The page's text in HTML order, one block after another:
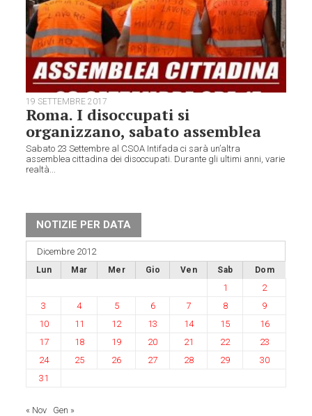
19 SETTEMBRE 2017
Roma. I disoccupati si
organizzano, sabato assemblea
Sabato 23 Settembre al CSOA Intifada ci sarà un’altra
assemblea cittadina dei disoccupati. Durante gli ultimi anni, varie
realtà...
NOTIZIE PER DATA
Dicembre 2012
Lun Mar Mer Gio Ven Sab Dom
1
2
3
4 5 6 7 8
9
10
11 12 13 14 15
16
17
18 19 20 21 22
23
24
25 26 27 28 29
30
31
« Nov Gen »